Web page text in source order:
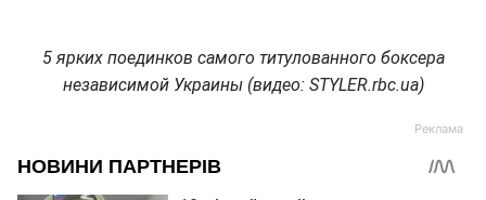
5 ярких поединков самого титулованного боксера
независимой Украины (видео: STYLER.rbc.ua)